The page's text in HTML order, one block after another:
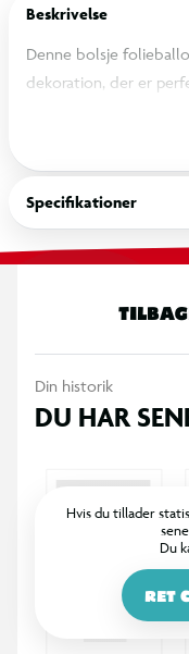
Beskrivelse
Denne bolsje
dekoration, der er
Specifikationer
Din historik
DU HAR
Hvis du tillader
Du
RET